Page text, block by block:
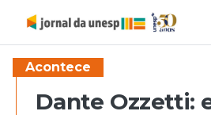
Acontece
Dante Ozzetti: